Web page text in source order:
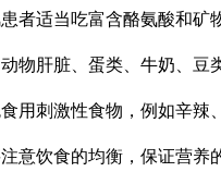
者适当吃富含酪氨酸和矿
物肝脏、蛋类、牛奶、豆
用刺激性食物，例如辛辣
意饮食的均衡，保证营养